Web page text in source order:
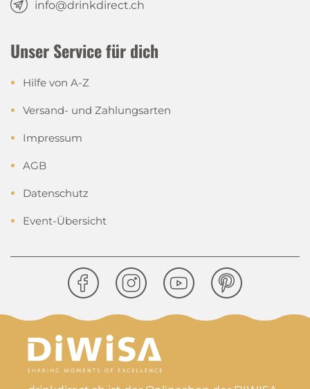
info@drinkdirect.ch
Unser Service für dich
Hilfe von A-Z
Versand- und Zahlungsarten
Impressum
AGB
Datenschutz
Event-Übersicht